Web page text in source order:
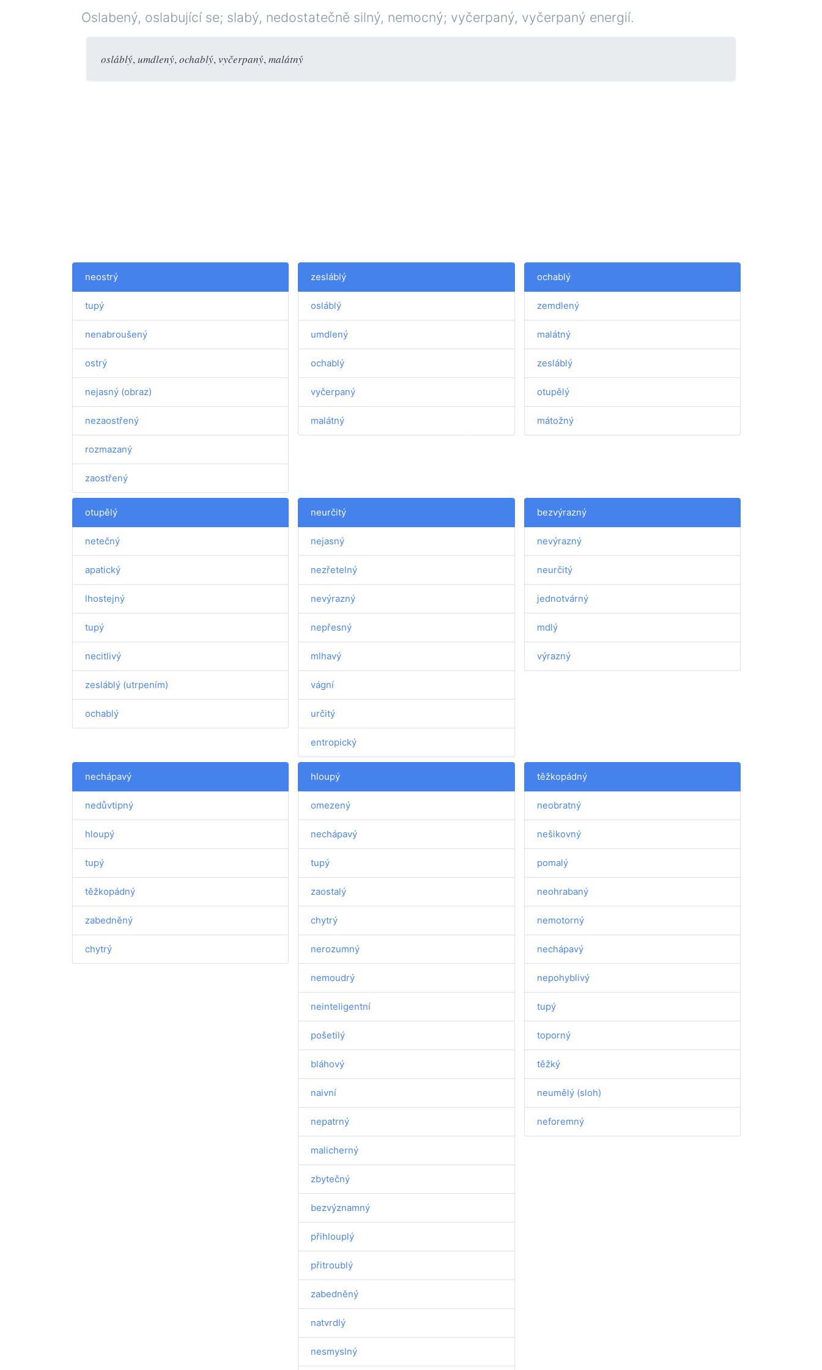
Oslabený, oslabující se; slabý, nedostatečně silný, nemocný; vyčerpaný, vyčerpaný energií.
osláblý, umdlený, ochablý, vyčerpaný, malátný
neostrý
tupý
nenabroušený
ostrý
nejasný (obraz)
nezaostřený
rozmazaný
zaostřený
zesláblý
osláblý
umdlený
ochablý
vyčerpaný
malátný
ochablý
zemdlený
malátný
zesláblý
otupělý
mátožný
otupělý
netečný
apatický
lhostejný
tupý
necitlivý
zesláblý (utrpením)
ochablý
neurčitý
nejasný
nezřetelný
nevýrazný
nepřesný
mlhavý
vágní
určitý
entropický
bezvýrazný
nevýrazný
neurčitý
jednotvárný
mdlý
výrazný
nechápavý
nedůvtipný
hloupý
tupý
těžkopádný
zabedněný
chytrý
hloupý
omezený
nechápavý
tupý
zaostalý
chytrý
nerozumný
nemoudrý
neinteligentní
pošetilý
bláhový
naivní
nepatrný
malicherný
zbytečný
bezvýznamný
přihlouplý
přitroublý
zabedněný
natvrdlý
nesmyslný
těžkopádný
neobratný
nešikovný
pomalý
neohrabaný
nemotorný
nechápavý
nepohyblivý
tupý
toporný
těžký
neumělý (sloh)
neforemný